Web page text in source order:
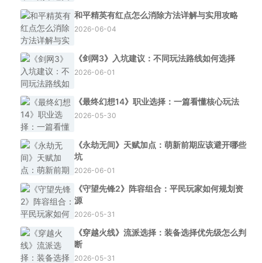
和平精英有红点怎么消除方法详解与实用攻略
2026-06-04
《剑网3》入坑建议：不同玩法路线如何选择
2026-06-01
《最终幻想14》职业选择：一篇看懂核心玩法
2026-05-30
《永劫无间》天赋加点：萌新前期应该避开哪些
坑
2026-06-01
《守望先锋2》阵容组合：平民玩家如何规划资
源
2026-05-31
《穿越火线》流派选择：装备选择优先级怎么判
断
2026-05-31